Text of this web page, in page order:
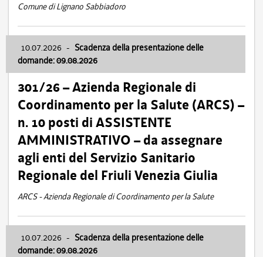
Comune di Lignano Sabbiadoro
10.07.2026 - Scadenza della presentazione delle
domande: 09.08.2026
301/26 – Azienda Regionale di
Coordinamento per la Salute (ARCS) –
n. 10 posti di ASSISTENTE
AMMINISTRATIVO – da assegnare
agli enti del Servizio Sanitario
Regionale del Friuli Venezia Giulia
ARCS - Azienda Regionale di Coordinamento per la Salute
10.07.2026 - Scadenza della presentazione delle
domande: 09.08.2026